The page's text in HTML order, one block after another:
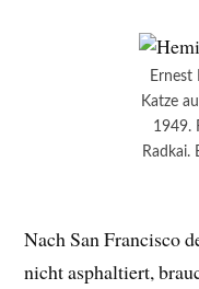
Ernest
Katze
1949.
Radkai.
Nach San Francisco
nicht asphaltiert,